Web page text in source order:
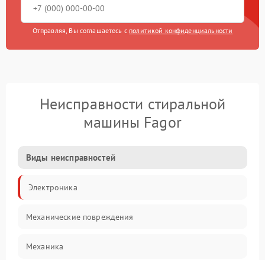
Отправляя, Вы соглашаетесь с политикой конфиденциальности
Неисправности стиральной
машины Fagor
Виды неисправностей
Электроника
Механические повреждения
Механика